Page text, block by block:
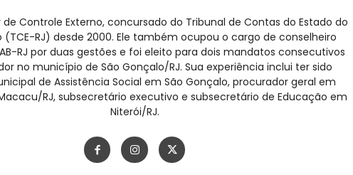
Controle Externo, concursado do Tribunal de Contas do Estado do
(TCE-RJ) desde 2000. Ele também ocupou o cargo de conselheiro
RJ por duas gestões e foi eleito para dois mandatos consecutivos
no município de São Gonçalo/RJ. Sua experiência inclui ter sido
de Assistência Social em São Gonçalo, procurador geral em
RJ, subsecretário executivo e subsecretário de Educação em
Niterói/RJ.